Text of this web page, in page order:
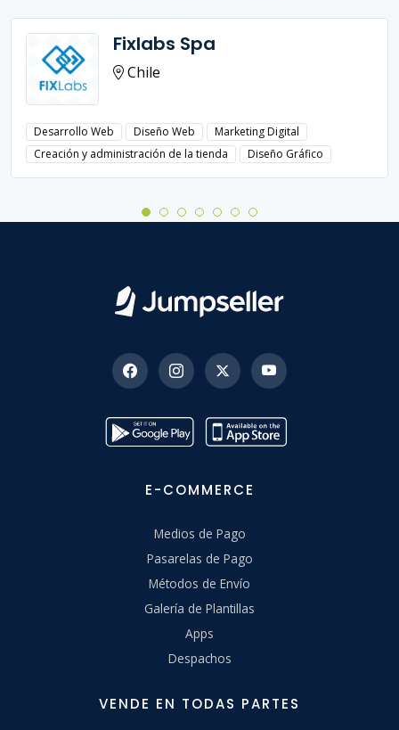
Fixlabs Spa
Chile
Desarrollo Web Diseño Web
Marketing Digital
Creación y administración de la tienda
Diseño Gráfico
E-COMMERCE
Medios de Pago
Pasarelas de Pago
Métodos de Envío
Galería de Plantillas
Apps
Despachos
VENDE EN TODAS PARTES